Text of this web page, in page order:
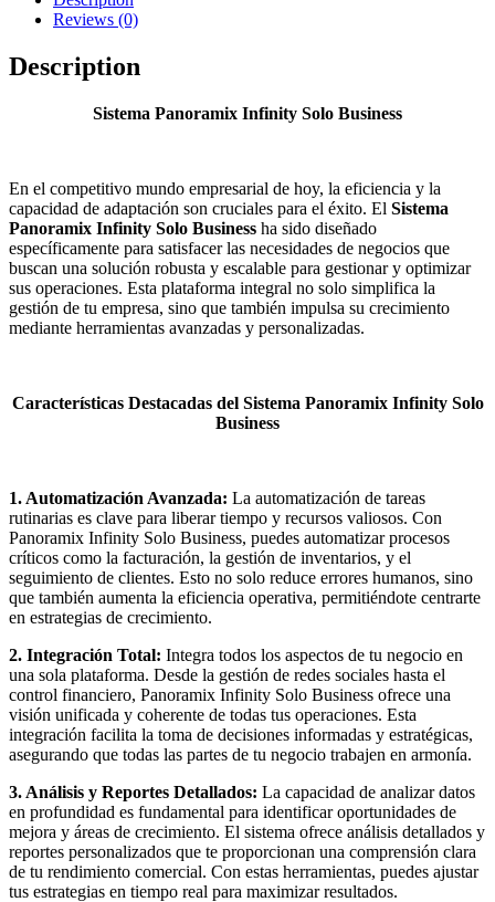
Reviews (0)
Description
Sistema Panoramix Infinity Solo Business
En el competitivo mundo empresarial de hoy, la eficiencia y la
capacidad de adaptación son cruciales para el éxito. El Sistema
Panoramix Infinity Solo Business ha sido diseñado
específicamente para satisfacer las necesidades de negocios que
buscan una solución robusta y escalable para gestionar y optimizar
sus operaciones. Esta plataforma integral no solo simplifica la
gestión de tu empresa, sino que también impulsa su crecimiento
mediante herramientas avanzadas y personalizadas.
Características Destacadas del Sistema Panoramix Infinity Solo
Business
1. Automatización Avanzada: La automatización de tareas
rutinarias es clave para liberar tiempo y recursos valiosos. Con
Panoramix Infinity Solo Business, puedes automatizar procesos
críticos como la facturación, la gestión de inventarios, y el
seguimiento de clientes. Esto no solo reduce errores humanos, sino
que también aumenta la eficiencia operativa, permitiéndote centrarte
en estrategias de crecimiento.
2. Integración Total: Integra todos los aspectos de tu negocio en
una sola plataforma. Desde la gestión de redes sociales hasta el
control financiero, Panoramix Infinity Solo Business ofrece una
visión unificada y coherente de todas tus operaciones. Esta
integración facilita la toma de decisiones informadas y estratégicas,
asegurando que todas las partes de tu negocio trabajen en armonía.
3. Análisis y Reportes Detallados: La capacidad de analizar datos
en profundidad es fundamental para identificar oportunidades de
mejora y áreas de crecimiento. El sistema ofrece análisis detallados y
reportes personalizados que te proporcionan una comprensión clara
de tu rendimiento comercial. Con estas herramientas, puedes ajustar
tus estrategias en tiempo real para maximizar resultados.